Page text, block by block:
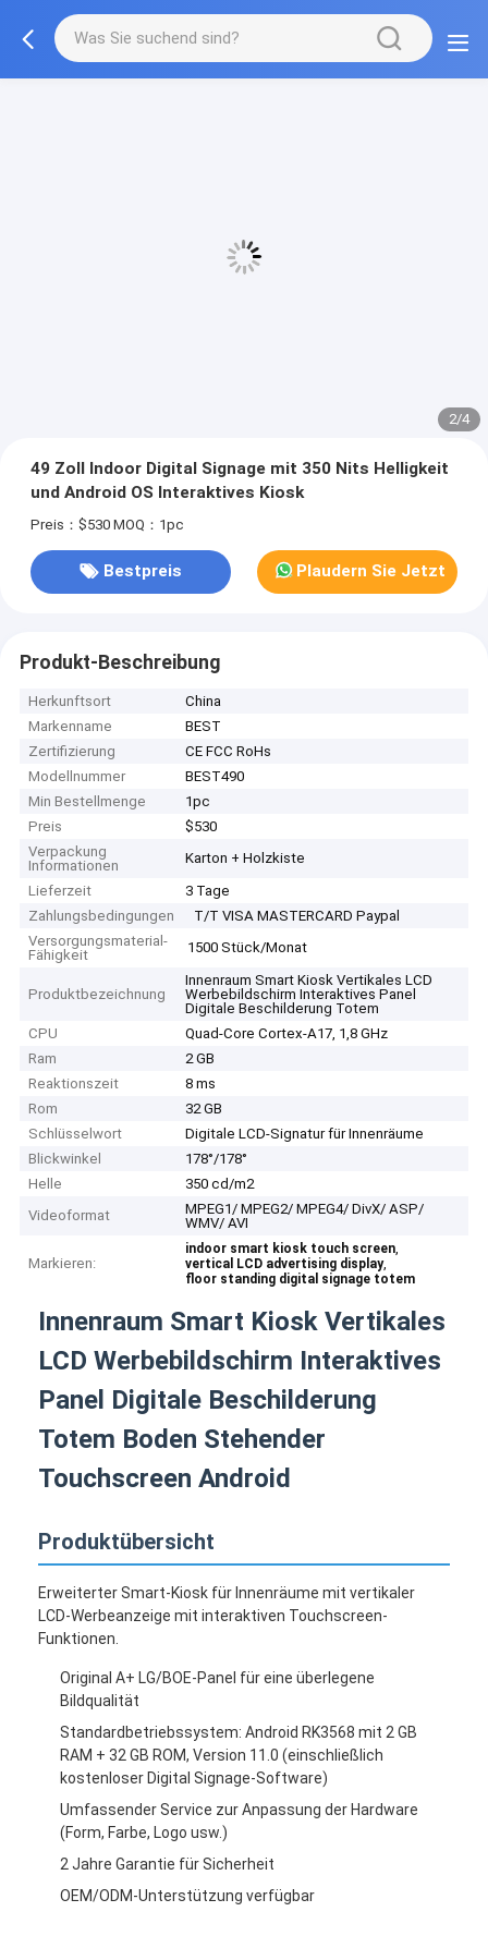
2/4
49 Zoll Indoor Digital Signage mit 350 Nits Helligkeit
und Android OS Interaktives Kiosk
Preis：$530 MOQ：1pc
Bestpreis Plaudern Sie Jetzt
Produkt-Beschreibung
Herkunftsort
China
Markenname
BEST
Zertifizierung
CE FCC RoHs
Modellnummer
BEST490
Min Bestellmenge
1pc
Preis
$530
Verpackung
Informationen
Karton + Holzkiste
Lieferzeit
3 Tage
Zahlungsbedingungen
T/T VISA MASTERCARD Paypal
Versorgungsmaterial-
Fähigkeit
1500 Stück/Monat
Produktbezeichnung
Innenraum Smart Kiosk Vertikales LCD
Werbebildschirm Interaktives Panel
Digitale Beschilderung Totem
CPU
Quad-Core Cortex-A17, 1,8 GHz
Ram
2 GB
Reaktionszeit
8 ms
Rom
32 GB
Schlüsselwort
Digitale LCD-Signatur für Innenräume
Blickwinkel
178°/178°
Helle
350 cd/m2
Videoformat
MPEG1/ MPEG2/ MPEG4/ DivX/ ASP/
WMV/ AVI
Markieren:
indoor smart kiosk touch screen,
vertical LCD advertising display,
floor standing digital signage totem
Innenraum Smart Kiosk Vertikales
LCD Werbebildschirm Interaktives
Panel Digitale Beschilderung
Totem Boden Stehender
Touchscreen Android
Produktübersicht
Erweiterter Smart-Kiosk für Innenräume mit vertikaler
LCD-Werbeanzeige mit interaktiven Touchscreen-
Funktionen.
Original A+ LG/BOE-Panel für eine überlegene
Bildqualität
Standardbetriebssystem: Android RK3568 mit 2 GB
RAM + 32 GB ROM, Version 11.0 (einschließlich
kostenloser Digital Signage-Software)
Umfassender Service zur Anpassung der Hardware
(Form, Farbe, Logo usw.)
2 Jahre Garantie für Sicherheit
OEM/ODM-Unterstützung verfügbar